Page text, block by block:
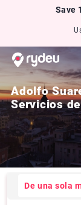
Save
Adolfo
Servicios
De una sola